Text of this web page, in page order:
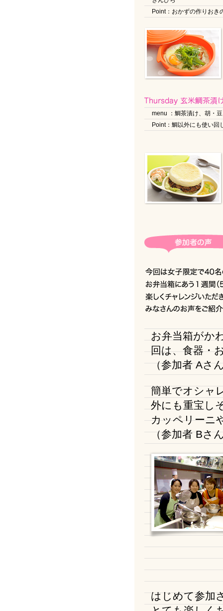
Point：おかずの作りおき
menu ：鯛茶漬け、胡・
Point：鯛以外にも使い回
お弁当箱がか
回は、食器・
（参加者 Aさ
簡単でオシャ
外にも重宝し
カッペリーニ
（参加者 Bさ
はじめて参加